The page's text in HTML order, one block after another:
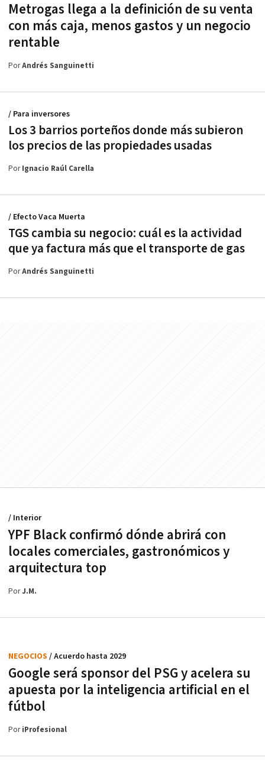
Metrogas llega a la definición de su venta
con más caja, menos gastos y un negocio
rentable
PorAndrés Sanguinetti
Los 3 barrios porteños donde más subieron
los precios de las propiedades usadas
/ Para inversores
PorIgnacio Raúl Carella
TGS cambia su negocio: cuál es la actividad
que ya factura más que el transporte de gas
/ Efecto Vaca Muerta
PorAndrés Sanguinetti
YPF Black confirmó dónde abrirá con
locales comerciales, gastronómicos y
arquitectura top
/ Interior
PorJ.M.
Google será sponsor del PSG y acelera su
apuesta por la inteligencia artificial en el
fútbol
NEGOCIOS / Acuerdo hasta 2029
PoriProfesional